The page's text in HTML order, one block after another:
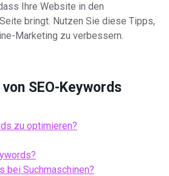
Ihre Website in den
bringt. Nutzen Sie diese Tipps,
Marketing zu verbessern.
SEO-Keywords
zu optimieren?
bei Suchmaschinen?